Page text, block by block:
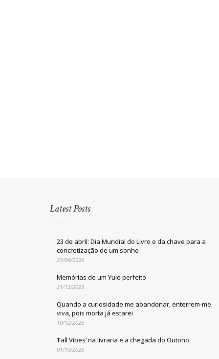
Latest Posts
23 de abril: Dia Mundial do Livro e da chave para a
concretização de um sonho
23/04/2026
Memórias de um Yule perfeito
21/12/2025
Quando a curiosidade me abandonar, enterrem-me
viva, pois morta já estarei
10/12/2025
‘Fall Vibes’ na livraria e a chegada do Outono
01/10/2025